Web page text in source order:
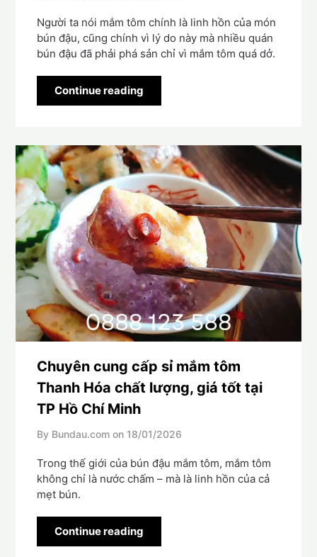
Người ta nói mắm tôm chính là linh hồn của món
bún đậu, cũng chính vì lý do này mà nhiều quán
bún đậu đã phải phá sản chỉ vì mắm tôm quá dở.
Continue reading
Chuyên cung cấp sỉ mắm tôm
Thanh Hóa chất lượng, giá tốt tại
TP Hồ Chí Minh
By Bundau.com on 18/01/2026
Trong thế giới của bún đậu mắm tôm, mắm tôm
không chỉ là nước chấm – mà là linh hồn của cả
mẹt bún.
Continue reading